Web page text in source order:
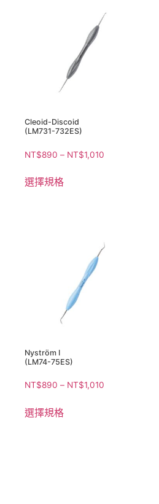
Cleoid-Discoid
(LM731-732ES)
NT$890 – NT$1,010
選擇規格
Nyström I
(LM74-75ES)
NT$890 – NT$1,010
選擇規格